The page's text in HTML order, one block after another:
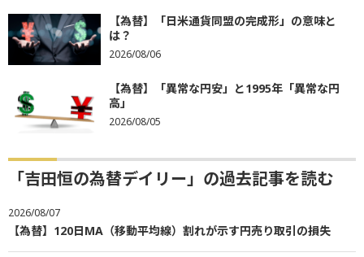
【為替】「日米通貨同盟の完成形」の意味と
は？
2026/08/06
【為替】「異常な円安」と1995年「異常な円
高」
2026/08/05
「吉田恒の為替デイリー」の過去記事を読む
2026/08/07
【為替】120日MA（移動平均線）割れが示す円売り取引の損失